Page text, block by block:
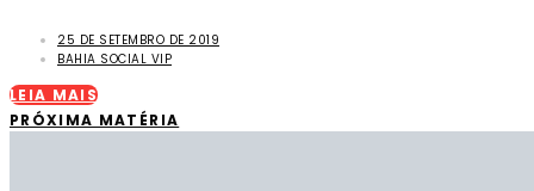
25 DE SETEMBRO DE 2019
BAHIA SOCIAL VIP
LEIA MAIS
PRÓXIMA MATÉRIA